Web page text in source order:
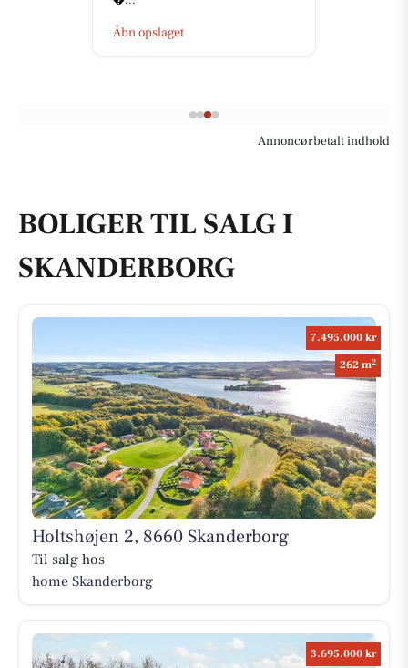
Åbn opslaget
Annoncørbetalt indhold
BOLIGER TIL SALG I
SKANDERBORG
7.495.000 kr
262 m2
Holtshøjen 2, 8660 Skanderborg
Til salg hos
home Skanderborg
3.695.000 kr